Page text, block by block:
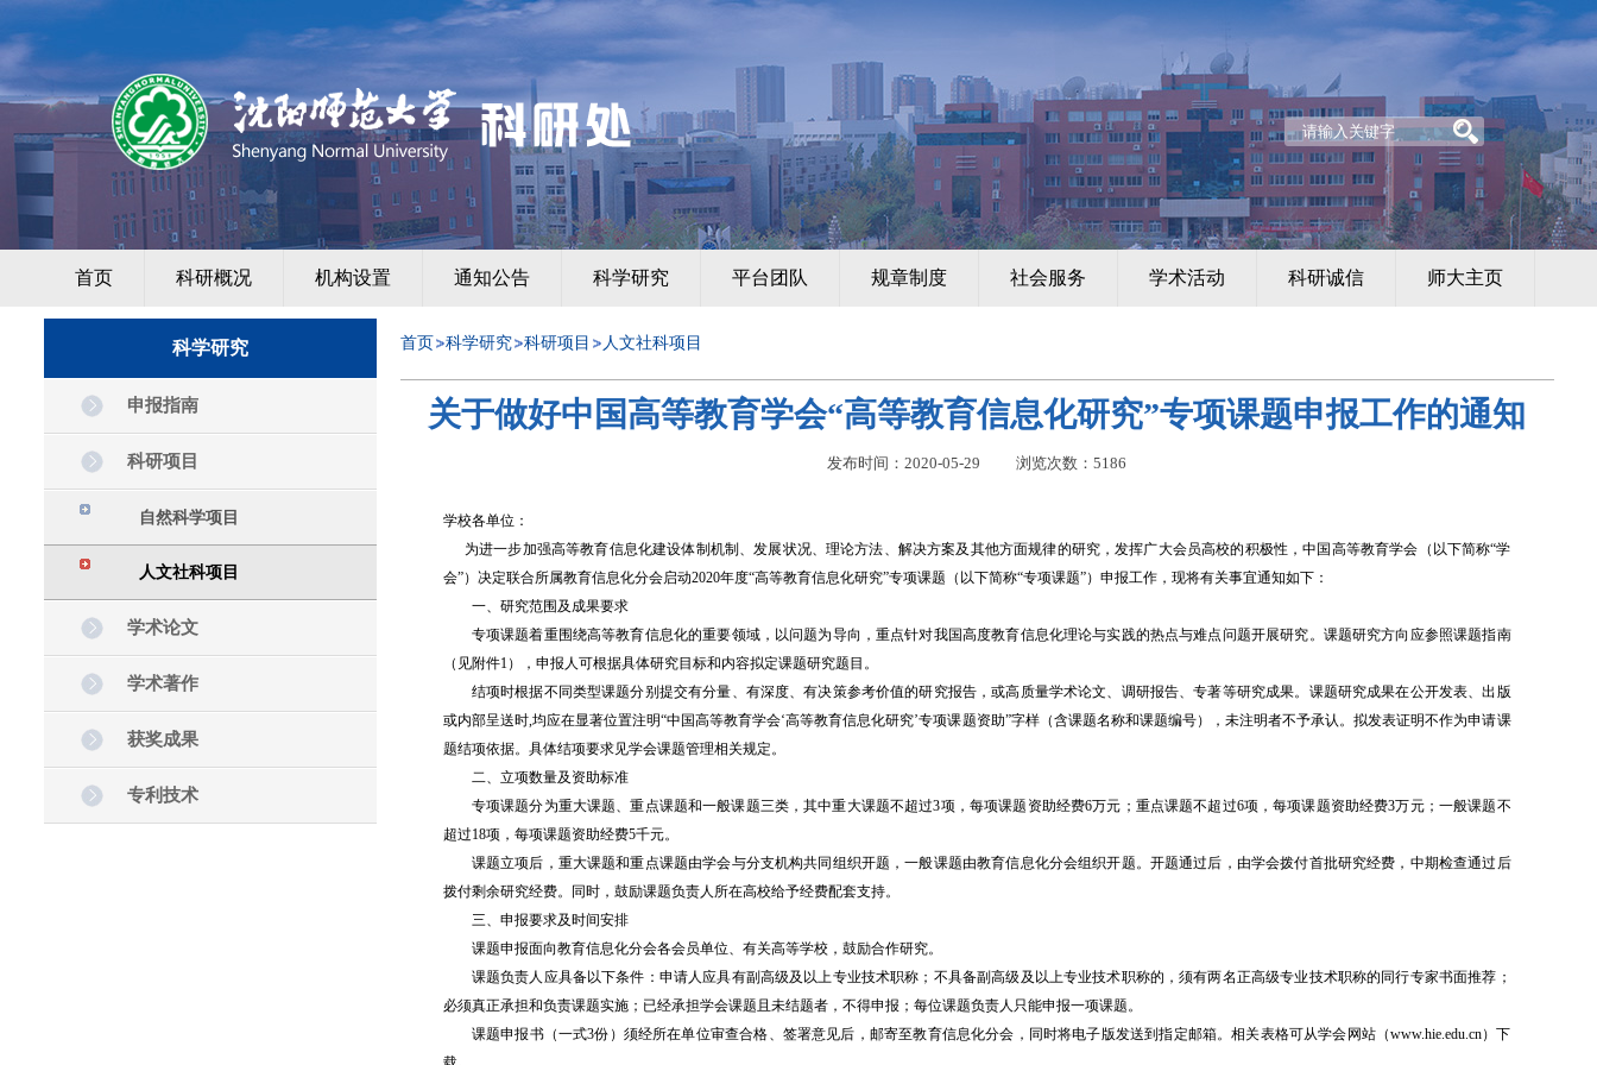
首页 科研概况 机构设置 通知公告 科学研究 平台团队 规章制度 社会服务 学术活动 科研诚信 师大主页
科学研究
申报指南
科研项目
自然科学项目
人文社科项目
学术论文
学术著作
获奖成果
专利技术
首页 科学研究 科研项目 人文社科项目
关于做好中国高等教育学会“高等教育信息化研究”专项课题申报工作的通知
发布时间：2020-05-29 浏览次数： 5186
学校各单位：
为进一步加强高等教育信息化建设体制机制、发展状况、理论方法、解决方案及其他方面规律的研究，发挥广大会员高校的积极性，中国高等教育学会（以下简称“学
会”）决定联合所属教育信息化分会启动2020年度“高等教育信息化研究”专项课题（以下简称“专项课题”）申报工作，现将有关事宜通知如下：
一、研究范围及成果要求
专项课题着重围绕高等教育信息化的重要领域，以问题为导向，重点针对我国高度教育信息化理论与实践的热点与难点问题开展研究。课题研究方向应参照课题指南
（见附件1），申报人可根据具体研究目标和内容拟定课题研究题目。
结项时根据不同类型课题分别提交有分量、有深度、有决策参考价值的研究报告，或高质量学术论文、调研报告、专著等研究成果。课题研究成果在公开发表、出版
或内部呈送时,均应在显著位置注明“中国高等教育学会‘高等教育信息化研究’专项课题资助”字样（含课题名称和课题编号），未注明者不予承认。拟发表证明不作为申请课
题结项依据。具体结项要求见学会课题管理相关规定。
二、立项数量及资助标准
专项课题分为重大课题、重点课题和一般课题三类，其中重大课题不超过3项，每项课题资助经费6万元；重点课题不超过6项，每项课题资助经费3万元；一般课题不
超过18项，每项课题资助经费5千元。
课题立项后，重大课题和重点课题由学会与分支机构共同组织开题，一般课题由教育信息化分会组织开题。开题通过后，由学会拨付首批研究经费，中期检查通过后
拨付剩余研究经费。同时，鼓励课题负责人所在高校给予经费配套支持。
三、申报要求及时间安排
课题申报面向教育信息化分会各会员单位、有关高等学校，鼓励合作研究。
课题负责人应具备以下条件：申请人应具有副高级及以上专业技术职称；不具备副高级及以上专业技术职称的，须有两名正高级专业技术职称的同行专家书面推荐；
必须真正承担和负责课题实施；已经承担学会课题且未结题者，不得申报；每位课题负责人只能申报一项课题。
课题申报书（一式3份）须经所在单位审查合格、签署意见后，邮寄至教育信息化分会，同时将电子版发送到指定邮箱。相关表格可从学会网站（www.hie.edu.cn）下